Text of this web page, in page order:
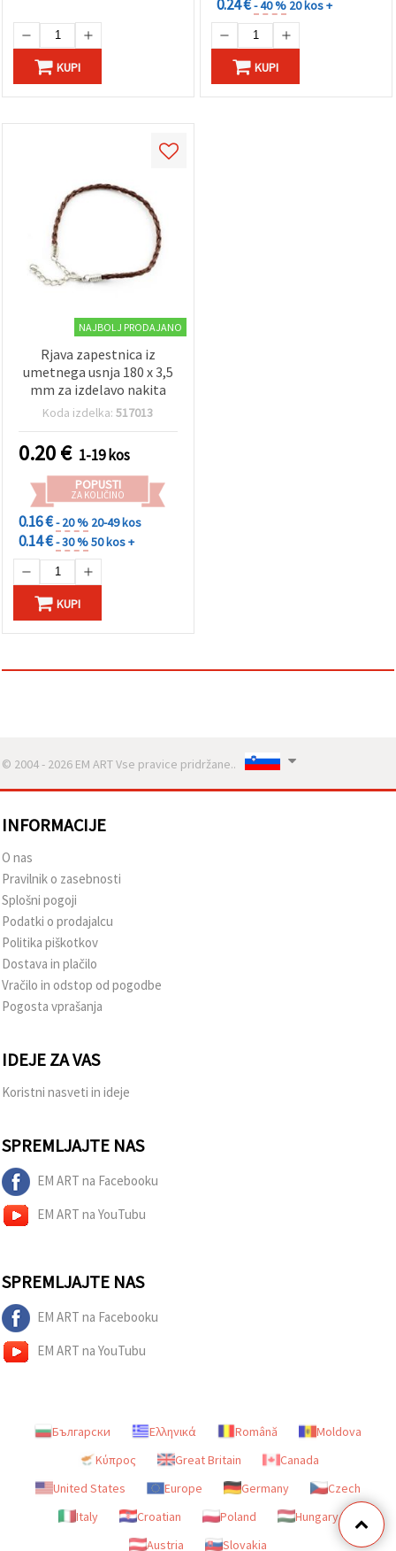
Nastavitve
KUPI
0.24 €- 40 % 20 kos +
KUPI
NAJBOLJ PRODAJANO
Rjava zapestnica iz
umetnega usnja 180 x 3,5
mm za izdelavo nakita
Koda izdelka:517013
0.20€ 1-19 kos
POPUSTI
ZA KOLIČINO
0.16 €- 20 % 20-49 kos
0.14 €- 30 %50 kos +
KUPI
© 2004 - 2026 EM ART Vse pravice pridržane..
INFORMACIJE
O nas
Pravilnik o zasebnosti
Splošni pogoji
Podatki o prodajalcu
Politika piškotkov
Dostava in plačilo
Vračilo in odstop od pogodbe
Pogosta vprašanja
IDEJE ZA VAS
Koristni nasveti in ideje
SPREMLJAJTE NAS
EM ART na Facebooku
EM ART na YouTubu
SPREMLJAJTE NAS
EM ART na Facebooku
EM ART na YouTubu
Български Ελληνικά Română
Moldova
Κύπρος
Great Britain
Canada
United States
Europe Germany
Czech
Italy
Croatian Poland
Hungary
Austria
Slovakia